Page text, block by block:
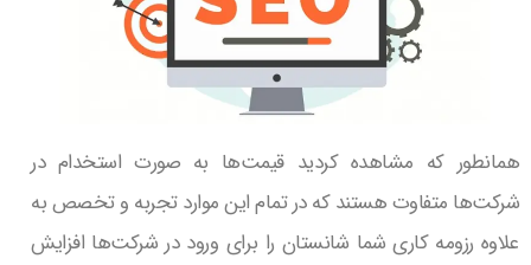
همانطور که مشاهده کردید قیمت‌ها به صورت استخدام در
شرکت‌ها متفاوت هستند که در تمام این موارد تجربه و تخصص به
علاوه رزومه کاری شما شانستان را برای ورود در شرکت‌ها افزایش